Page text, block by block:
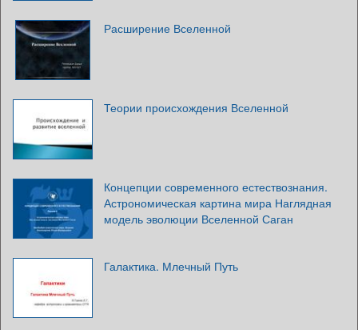
Расширение Вселенной
Теории происхождения Вселенной
Концепции современного естествознания.
Астрономическая картина мира Наглядная
модель эволюции Вселенной Саган
Галактика. Млечный Путь